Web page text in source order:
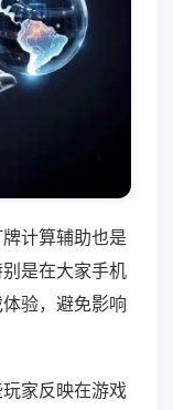
计算辅助也是
是在大家手机
验，避免影响
家反映在游戏